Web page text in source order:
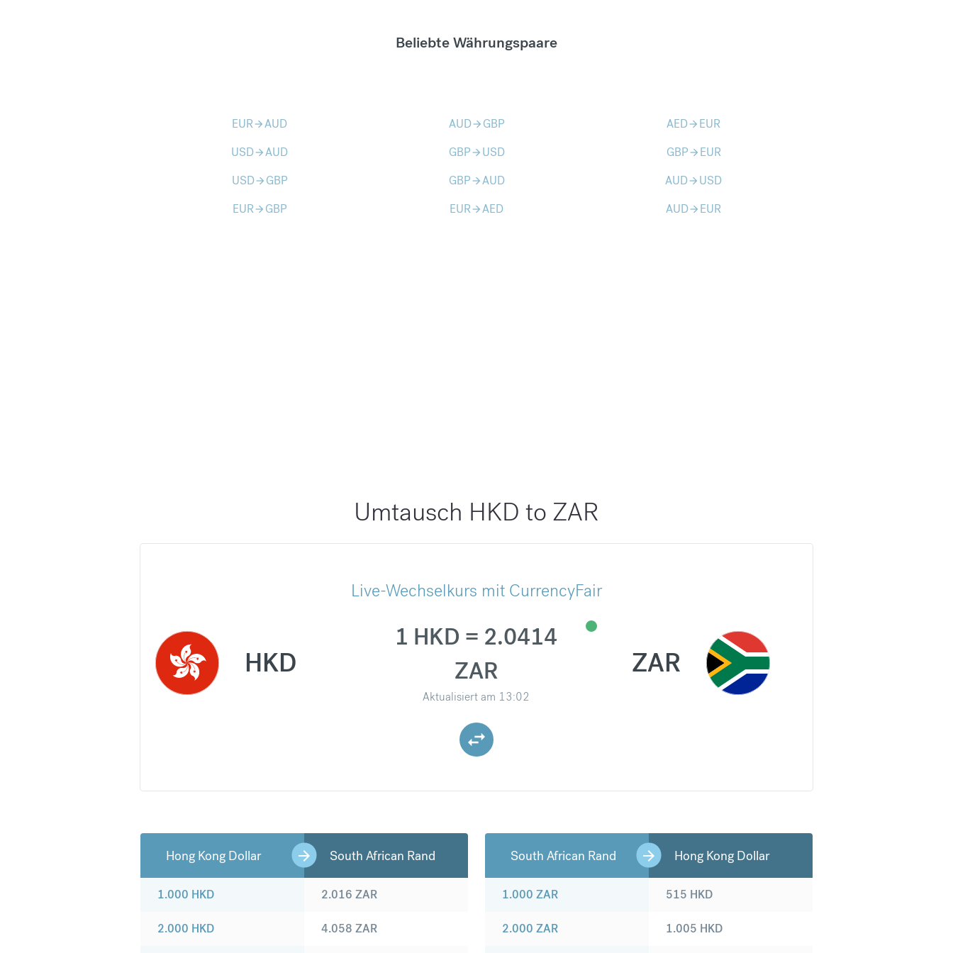
Beliebte Währungspaare
EURarrow_forwardAUD AUDarrow_forward GBP AEDarrow_forward EUR
USDarrow_forwardAUD GBParrow_forward USD GBParrow_forward EUR
USDarrow_forward GBP GBParrow_forwardAUD AUDarrow_forward USD
EURarrow_forward GBP EURarrow_forwardAED AUDarrow_forward EUR
Umtausch HKD to ZAR
Live-Wechselkurs mit CurrencyFair
HKD
1 HKD = 2.0414
ZAR
Aktualisiert am 13:02
ZAR
Hong Kong Dollar South African Rand
1.000 HKD
2.000 HKD
2.016 ZAR
4.058 ZAR
South African Rand Hong Kong Dollar
1.000 ZAR
2.000 ZAR
515 HKD
1.005 HKD